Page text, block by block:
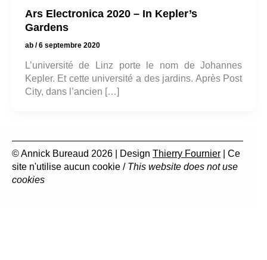
Ars Electronica 2020 – In Kepler’s
Gardens
ab /6 septembre 2020
L’université de Linz porte le nom de Johannes
Kepler. Et cette université a des jardins. Après Post
City, dans l’ancien […]
© Annick Bureaud 2026 | Design Thierry Fournier | Ce
site n'utilise aucun cookie / This website does not use
cookies